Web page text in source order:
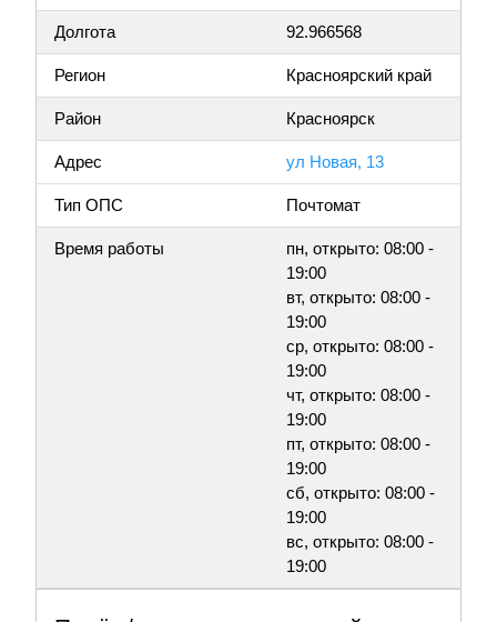
Долгота 92.966568
Регион Красноярский край
Район Красноярск
Адрес ул Новая, 13
Тип ОПС Почтомат
Время работы
пн, открыто: 08:00 -
19:00
вт, открыто: 08:00 -
19:00
ср, открыто: 08:00 -
19:00
чт, открыто: 08:00 -
19:00
пт, открыто: 08:00 -
19:00
сб, открыто: 08:00 -
19:00
вс, открыто: 08:00 -
19:00